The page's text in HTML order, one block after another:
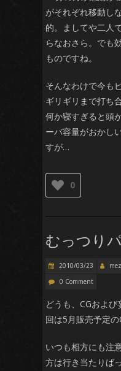
がそれぞれ移動し
的。ましてや二人
らなおさら。でも
ものですね。
そんなわけで今も
ギリギリまで打ち
何か寝すぎると頭
ーバ容量がおかし
すが…
0
むっつり
2010/03/23
0 Comment
どうも、CGおよ
回は5月販売予定の
いつも相方にも注
方は行き当たりば